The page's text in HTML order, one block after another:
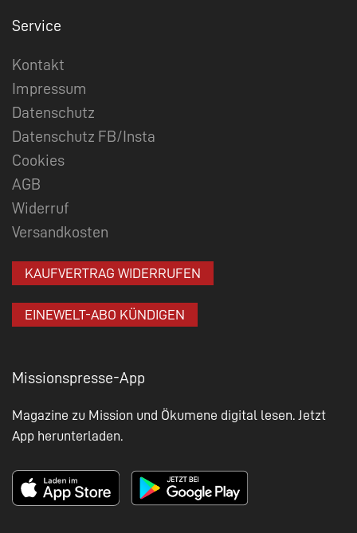
Service
Kontakt
Impressum
Datenschutz
Datenschutz FB/Insta
Cookies
AGB
Widerruf
Versandkosten
KAUFVERTRAG WIDERRUFEN
EINEWELT-ABO KÜNDIGEN
Missionspresse-App
Magazine zu Mission und Ökumene digital lesen. Jetzt
App herunterladen.